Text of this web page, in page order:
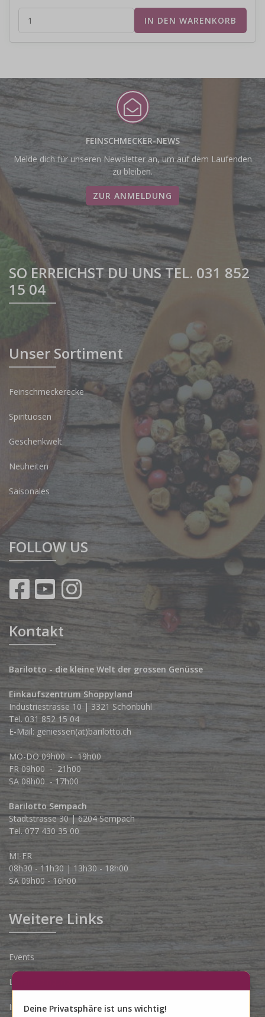
FEINSCHMECKER-NEWS
Melde dich für unseren Newsletter an, um auf dem Laufenden
zu bleiben.
ZUR ANMELDUNG
SO ERREICHST DU UNS TEL. 031 852
15 04
Unser Sortiment
Feinschmeckerecke
Spirituosen
Geschenkwelt
Neuheiten
Saisonales
FOLLOW US
Kontakt
Barilotto - die kleine Welt der grossen Genüsse
Einkaufszentrum Shoppyland
Industriestrasse 10 | 3321 Schönbühl
Tel. 031 852 15 04
E-Mail: geniessen(at)barilotto.ch
MO-DO 09h00 - 19h00
FR 09h00 - 21h00
SA 08h00 - 17h00
Barilotto Sempach
Stadtstrasse 30 | 6204 Sempach
Tel. 077 430 35 00
MI-FR
08h30 - 11h30 | 13h30 - 18h00
SA 09h00 - 16h00
Weitere Links
Events
Lieferbedingungen
Impressum
Deine Privatsphäre ist uns wichtig!